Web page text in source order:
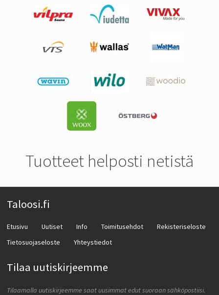
Tuotteet helposti netistä
Taloosi.fi
Etusivu Uutiset Info Toimitusehdot
Rekisteriseloste
Tietosuojaseloste
Yhteystiedot
Tilaa uutiskirjeemme
Tilaamalla uutiskirjeemme saat uusimmat edut suoraan sähköpostiisi.